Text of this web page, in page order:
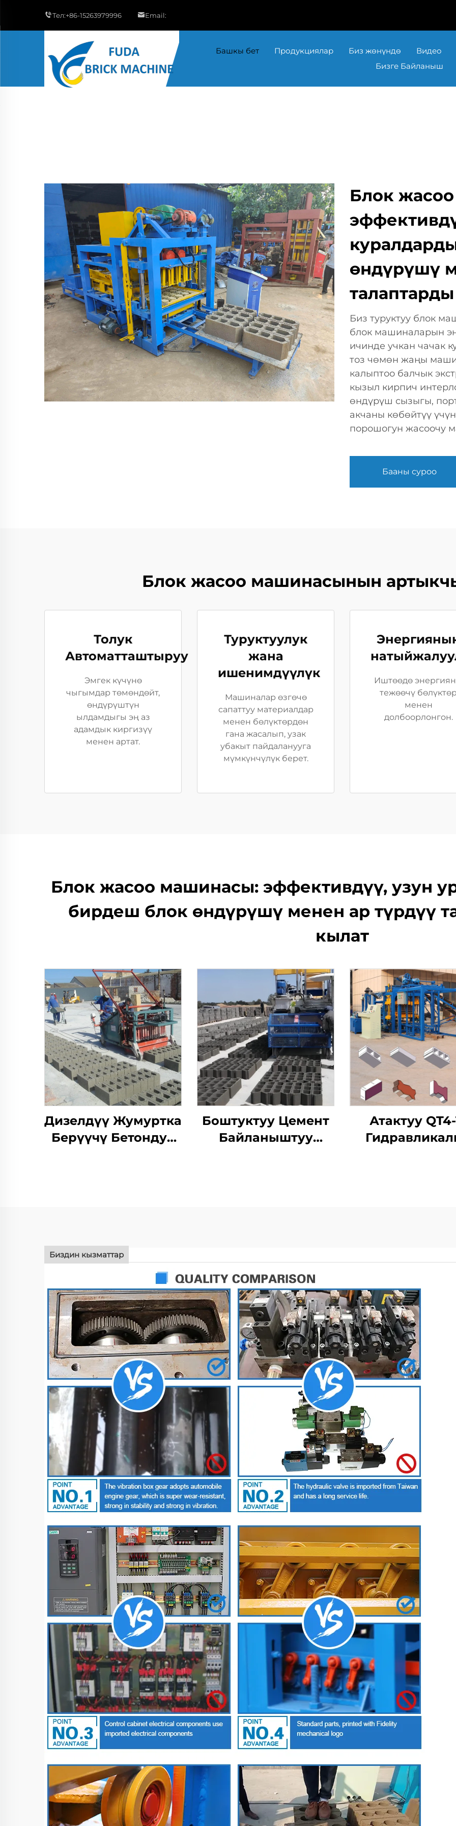
Тел:+86-15263979996 Email:
Башкы бет Продукциялар Биз жөнүндө Видео
Бизге Байланыш
Блок
өндүрүшү
Биз туруктуу блок
блок машиналарын
ичинде учкан чачак
тоз чөмөн жаңы
калыптоо балчык
кызыл кирпич
өндүрүш сызыгы,
акчаны көбөйтүү
порошогун жасоочу
Бааны суроо
Блок жасоо машинасынын
Толук
Автоматташтыруу
Эмгек күчүнө
чыгымдар төмөндөйт,
өндүрүштүн
ылдамдыгы эң аз
адамдык киргизүү
менен артат.
Туруктуулук
жана
ишенимдүүлүк
Машиналар өзгөчө
сапаттуу материалдар
менен бөлүктөрдөн
гана жасалып, узак
убакыт пайдаланууга
мүмкүнчүлүк берет.
Иштөөдө
тежөөчү бөлүктөр
менен
долбоорлонгон.
Блок жасоо машинасы: эффективдүү, узун
бирдеш блок өндүрүшү менен ар түрдүү
кылат
Дизелдүү Жумуртка
Берүүчү Бетондук
Боштуктуу Цемент
Байланыштуу
Атактуу QT4-
Биздин кызматтар